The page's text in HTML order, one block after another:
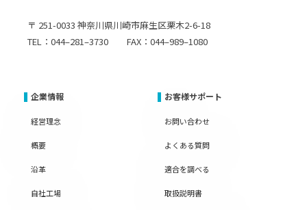
〒 251-0033 神奈川県川崎市麻生区栗木2-6-18
TEL：044–281–3730 FAX：044–989–1080
企業情報
経営理念
概要
沿革
自社工場
お客様サポート
お問い合わせ
よくある質問
適合を調べる
取扱説明書